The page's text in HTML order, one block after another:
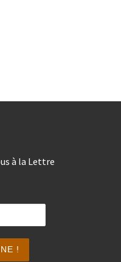
à la Lettre